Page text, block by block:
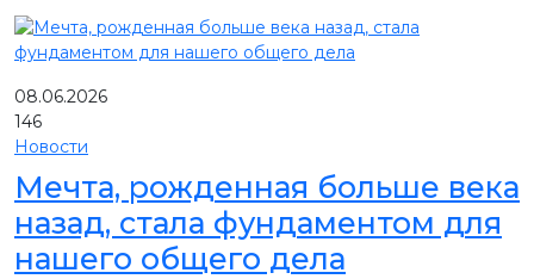
08.06.2026
146
Новости
Мечта, рожденная больше века
назад, стала фундаментом для
нашего общего дела